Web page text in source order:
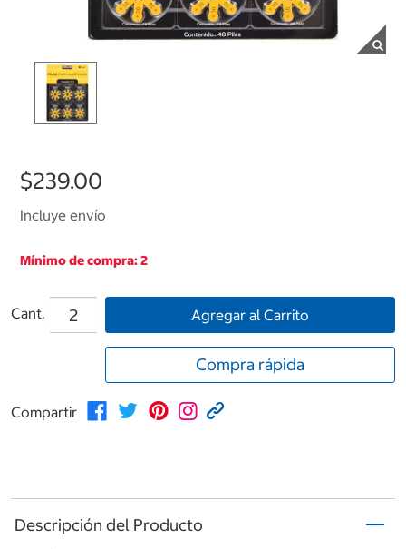
$239.00
Incluye envío
Mínimo de compra: 2
Cant. Agregar al Carrito
Compra rápida
Compartir
Descripción del Producto